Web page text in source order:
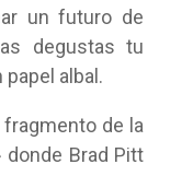
un futuro de
degustas tu
albal.
de la
donde Brad Pitt